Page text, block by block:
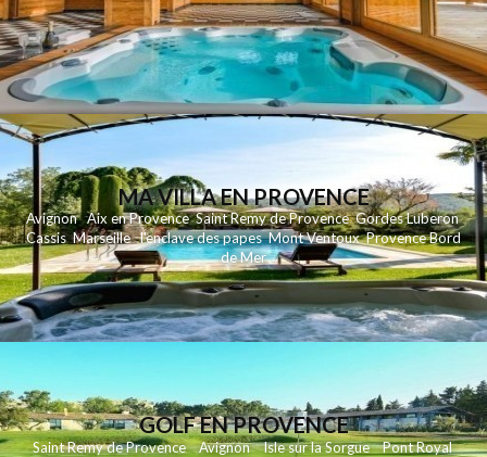
MA VILLA EN PROVENCE
Avignon Aix en Provence Saint Remy de Provence GordesLuberon
Cassis Marseille l'enclave des papes Mont Ventoux Provence Bord
de Mer
GOLF EN PROVENCE
Saint Remy de Provence Avignon Isle sur la Sorgue
Pont Royal